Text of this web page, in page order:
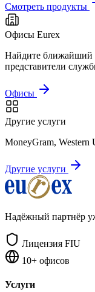
Смотреть продукты
Офисы Eurex
Найдите
представители
Офисы
Другие услуги
MoneyGram, Western
Другие услуги
Надёжный партнёр
Лицензия FIU
10+ офисов
Услуги